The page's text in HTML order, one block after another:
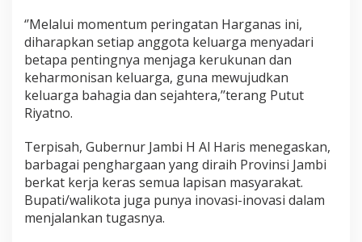
‘’Melalui momentum peringatan Harganas ini,
diharapkan setiap anggota keluarga menyadari
betapa pentingnya menjaga kerukunan dan
keharmonisan keluarga, guna mewujudkan
keluarga bahagia dan sejahtera,’’terang Putut
Riyatno.
Terpisah, Gubernur Jambi H Al Haris menegaskan,
barbagai penghargaan yang diraih Provinsi Jambi
berkat kerja keras semua lapisan masyarakat.
Bupati/walikota juga punya inovasi-inovasi dalam
menjalankan tugasnya.